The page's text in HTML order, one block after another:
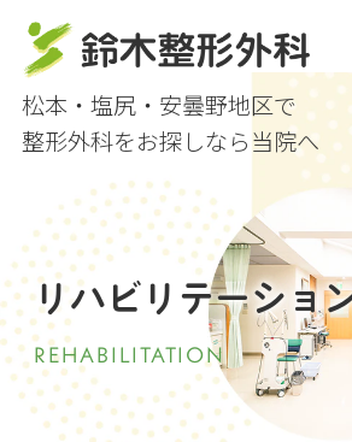
松本・塩尻・安曇野地区で
整形外科をお探しなら当院へ
リハビリテーショ
REHABILITATION